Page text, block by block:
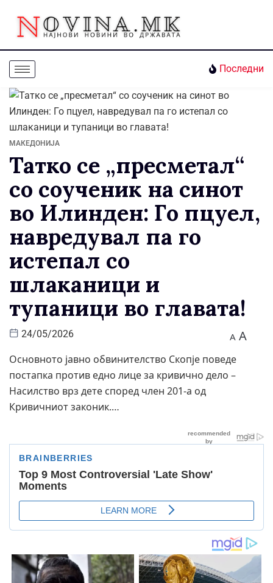
Последни
МАКЕДОНИЈА
Татко се „пресметал“
со соученик на синот
во Илинден: Го пцуел,
навредувал па го
истепал со
шлаканици и
тупаници во главата!
24/05/2026 A A
Основното јавно обвинителство Скопје поведе
постапка против едно лице за кривично дело –
Насилство врз дете според член 201-а од
Кривичниот законик.…